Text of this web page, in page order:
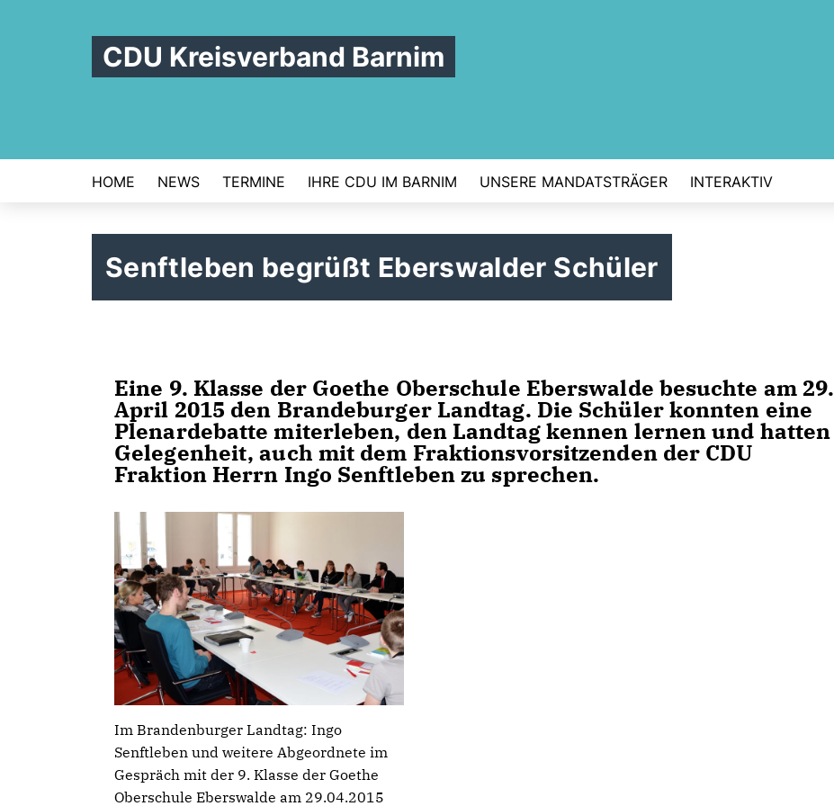
CDU Kreisverband Barnim
HOME NEWS TERMINE IHRE CDU IM BARNIM UNSERE MANDATSTRÄGER INTERAKTIV
Senftleben begrüßt Eberswalder Schüler
Eine 9. Klasse der Goethe Oberschule Eberswalde besuchte am 29.
April 2015 den Brandeburger Landtag. Die Schüler konnten eine
Plenardebatte miterleben, den Landtag kennen lernen und hatten
Gelegenheit, auch mit dem Fraktionsvorsitzenden der CDU
Fraktion Herrn Ingo Senftleben zu sprechen.
Im Brandenburger Landtag: Ingo
Senftleben und weitere Abgeordnete im
Gespräch mit der 9. Klasse der Goethe
Oberschule Eberswalde am 29.04.2015